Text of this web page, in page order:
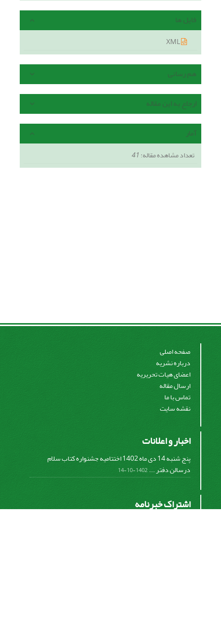
فایل ها
هم رسانی
ارجاع به این مقاله
آمار
تعداد مشاهده مقاله:41
صفحه اصلی
درباره نشریه
اعضای هیات تحریریه
ارسال مقاله
تماس با ما
نقشه سایت
اخبار و اعلانات
پنج شنبه 14 دی ماه 1402 اختتامیه جشنواره کتاب سلام
درسالن دفتر ...1402-10-14
اشتراک خبرنامه